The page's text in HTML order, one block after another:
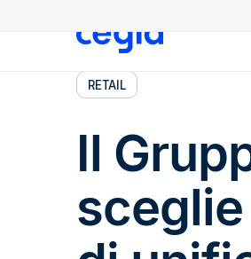
RETAIL
Il